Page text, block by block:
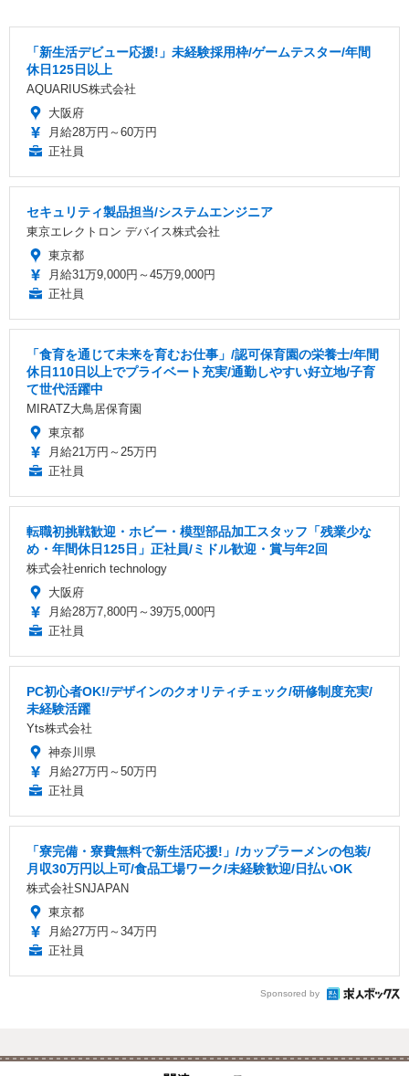
「新生活デビュー応援!」未経験採用枠/ゲームテスター/年間
休日125日以上
AQUARIUS株式会社
大阪府
月給28万円～60万円
正社員
セキュリティ製品担当/システムエンジニア
東京エレクトロン デバイス株式会社
東京都
月給31万9,000円～45万9,000円
正社員
「食育を通じて未来を育むお仕事」/認可保育園の栄養士/年間
休日110日以上でプライベート充実/通勤しやすい好立地/子育
て世代活躍中
MIRATZ大鳥居保育園
東京都
月給21万円～25万円
正社員
転職初挑戦歓迎・ホビー・模型部品加工スタッフ「残業少な
め・年間休日125日」正社員/ミドル歓迎・賞与年2回
株式会社enrich technology
大阪府
月給28万7,800円～39万5,000円
正社員
PC初心者OK!/デザインのクオリティチェック/研修制度充実/
未経験活躍
Yts株式会社
神奈川県
月給27万円～50万円
正社員
「寮完備・寮費無料で新生活応援!」/カップラーメンの包装/
月収30万円以上可/食品工場ワーク/未経験歓迎/日払いOK
株式会社SNJAPAN
東京都
月給27万円～34万円
正社員
Sponsored by